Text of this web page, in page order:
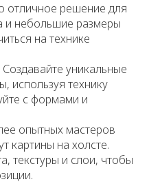
отличное решение для
и небольшие размеры
на технике
уникальные
используя технику
с формами и
опытных мастеров
картины на холсте.
текстуры и слои, чтобы